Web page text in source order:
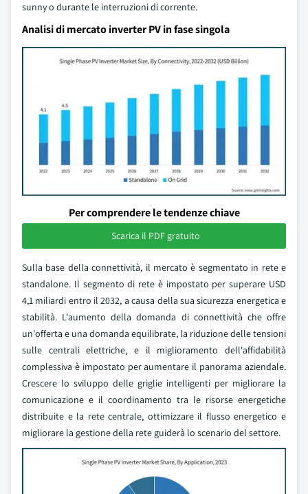
sunny o durante le interruzioni di corrente.
Analisi di mercato inverter PV in fase singola
Per comprendere le tendenze chiave
Scarica il PDF gratuito
Sulla base della connettività, il mercato è segmentato in rete e
standalone. Il segmento di rete è impostato per superare USD
4,1 miliardi entro il 2032, a causa della sua sicurezza energetica e
stabilità. L'aumento della domanda di connettività che offre
un'offerta e una domanda equilibrate, la riduzione delle tensioni
sulle centrali elettriche, e il miglioramento dell'affidabilità
complessiva è impostato per aumentare il panorama aziendale.
Crescere lo sviluppo delle griglie intelligenti per migliorare la
comunicazione e il coordinamento tra le risorse energetiche
distribuite e la rete centrale, ottimizzare il flusso energetico e
migliorare la gestione della rete guiderà lo scenario del settore.